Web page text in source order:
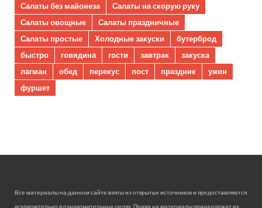
Салаты без майонеза
Салаты на скорую руку
Салаты овощные
Салаты праздничные
Салаты простые
Холодные закуски
бутерброд
быстро
говядина гости завтрак
закуска
лагман
обед перекус пост праздник
ужин
фуршет
Все материалы на данном сайте взяты из открытых источников и предоставляются
исключительно в ознакомительных целях. Права на материалы принадлежат их